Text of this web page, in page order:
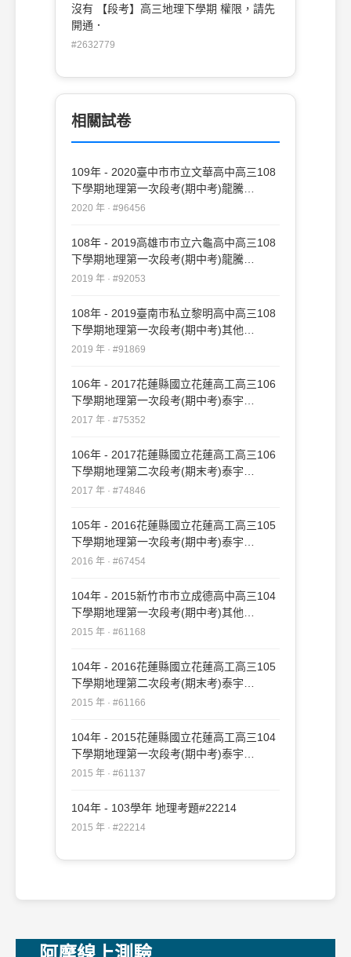
沒有 【段考】高三地理下學期 權限，請先
開通．
#2632779
相關試卷
109年 - 2020臺中市市立文華高中高三108
下學期地理第一次段考(期中考)龍騰
#96456
2020 年 · #96456
108年 - 2019高雄市市立六龜高中高三108
下學期地理第一次段考(期中考)龍騰
#92053
2019 年 · #92053
108年 - 2019臺南市私立黎明高中高三108
下學期地理第一次段考(期中考)其他
#91869
2019 年 · #91869
106年 - 2017花蓮縣國立花蓮高工高三106
下學期地理第一次段考(期中考)泰宇
#75352
2017 年 · #75352
106年 - 2017花蓮縣國立花蓮高工高三106
下學期地理第二次段考(期末考)泰宇
#74846
2017 年 · #74846
105年 - 2016花蓮縣國立花蓮高工高三105
下學期地理第一次段考(期中考)泰宇
#67454
2016 年 · #67454
104年 - 2015新竹市市立成德高中高三104
下學期地理第一次段考(期中考)其他
#61168
2015 年 · #61168
104年 - 2016花蓮縣國立花蓮高工高三105
下學期地理第二次段考(期末考)泰宇
#61166
2015 年 · #61166
104年 - 2015花蓮縣國立花蓮高工高三104
下學期地理第一次段考(期中考)泰宇
#61137
2015 年 · #61137
104年 - 103學年 地理考題#22214
2015 年 · #22214